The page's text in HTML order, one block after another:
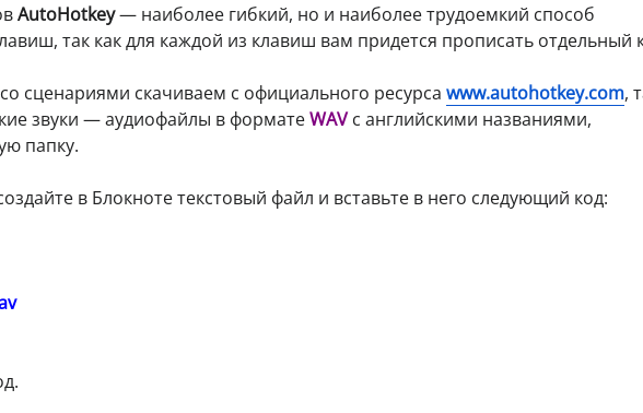
AutoHotkey— наиболее гибкий, но и наиболее трудоемкий способ
так как для каждой из клавиш вам придется прописать отдельный
сценариями скачиваем с официального ресурса www.autohotkey.com,
звуки — аудиофайлы в форматеWAVс английскими названиями,
папку.
в Блокноте текстовый файл и вставьте в него следующий код: